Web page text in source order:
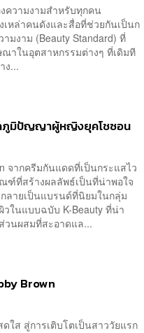
ความงามสำหรับทุกคน
เหล่าคนดังและสื่อที่ช่วยกันเป็นก
มงาม (Beauty Standard) ที่
ในอุตสาหกรรมต่างๆ ที่เดิมที
ง...
ภูมิปัญญาผู้หญิงยุคโชซอน
จากครีมกันแดดที่เป็นกระแสไว
ฑ์ที่สร้างผลลัพธ์เป็นที่น่าพอใจ
ลายเป็นแบรนด์ที่นิยมในกลุ่ม
ในแบบฉบับ K-Beauty ที่น่า
วนผสมที่สะอาดแล...
Brown
ดใส สู่การเติบโตเป็นสาววัยแรก